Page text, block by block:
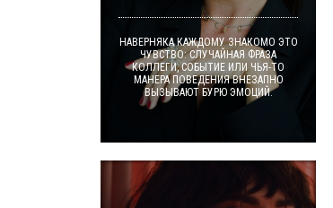
НАВЕРНЯКА КАЖДОМУ ЗНАКОМО ЭТО
ЧУВСТВО: СЛУЧАЙНАЯ ФРАЗА
КОЛЛЕГИ, СОБЫТИЕ ИЛИ ЧЬЯ-ТО
МАНЕРА ПОВЕДЕНИЯ ВНЕЗАПНО
ВЫЗЫВАЮТ БУРЮ ЭМОЦИЙ.